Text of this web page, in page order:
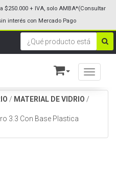
Toggle
$250.000 + IVA, solo AMBA*(Consultar
interés con Mercado Pago
/ MATERIAL DE VIDRIO /
3.3 Con Base Plastica